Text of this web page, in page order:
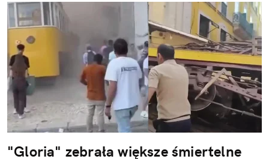
"Gloria" zebrała większe śmiertelne